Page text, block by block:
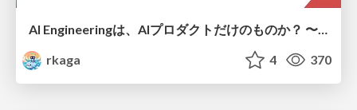
AI Engineeringは、AIプロダクトだけのものか？ 〜AIがソフトウェアを作る時代の新しい当たり前〜 / No AI in your product. AI Engineering in your development.
rkaga
4 370